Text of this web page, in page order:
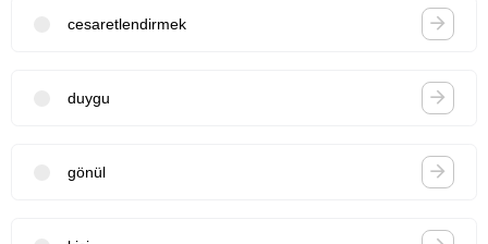
cesaretlendirmek
duygu
gönül